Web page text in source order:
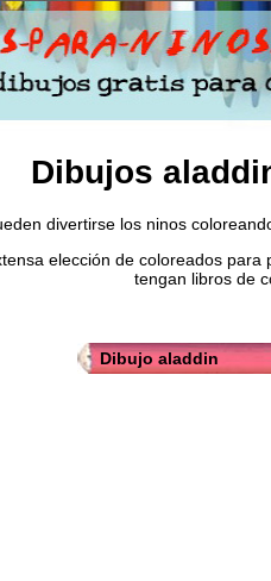
Dibujos
divertirse los ninos
elección de coloreados
tengan libros de
Dibujo aladdin